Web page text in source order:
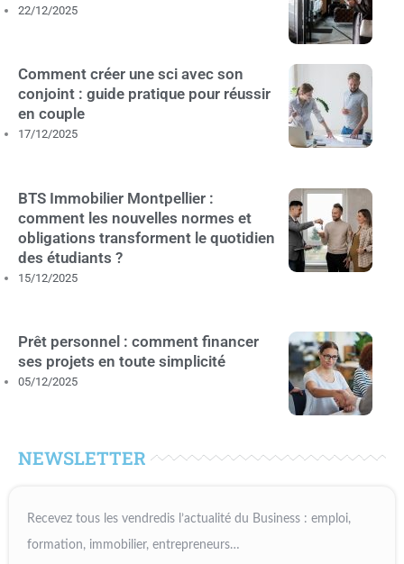
22/12/2025
Comment créer une sci avec son
conjoint : guide pratique pour réussir
en couple
17/12/2025
BTS Immobilier Montpellier :
comment les nouvelles normes et
obligations transforment le quotidien
des étudiants ?
15/12/2025
Prêt personnel : comment financer
ses projets en toute simplicité
05/12/2025
NEWSLETTER
Recevez tous les vendredis l’actualité du Business : emploi,
formation, immobilier, entrepreneurs…